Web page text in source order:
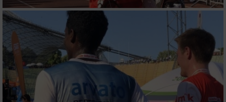
Entwicklung und Verbesserung der Angebote
Verwendung reduzierter Daten zur Auswahl
von Inhalten
IAB-Besonderheiten:
Verwendung genauer Standortdaten